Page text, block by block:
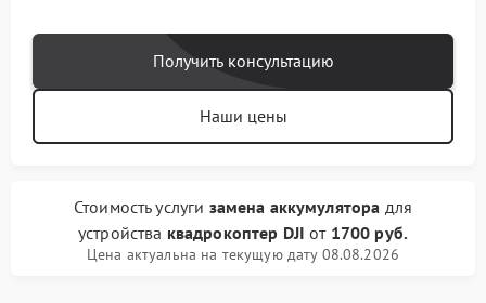
Получить консультацию
Наши цены
Стоимость услуги замена аккумулятора для
устройства квадрокоптер DJI от 1700 руб.
Цена актуальна на текущую дату 08.08.2026